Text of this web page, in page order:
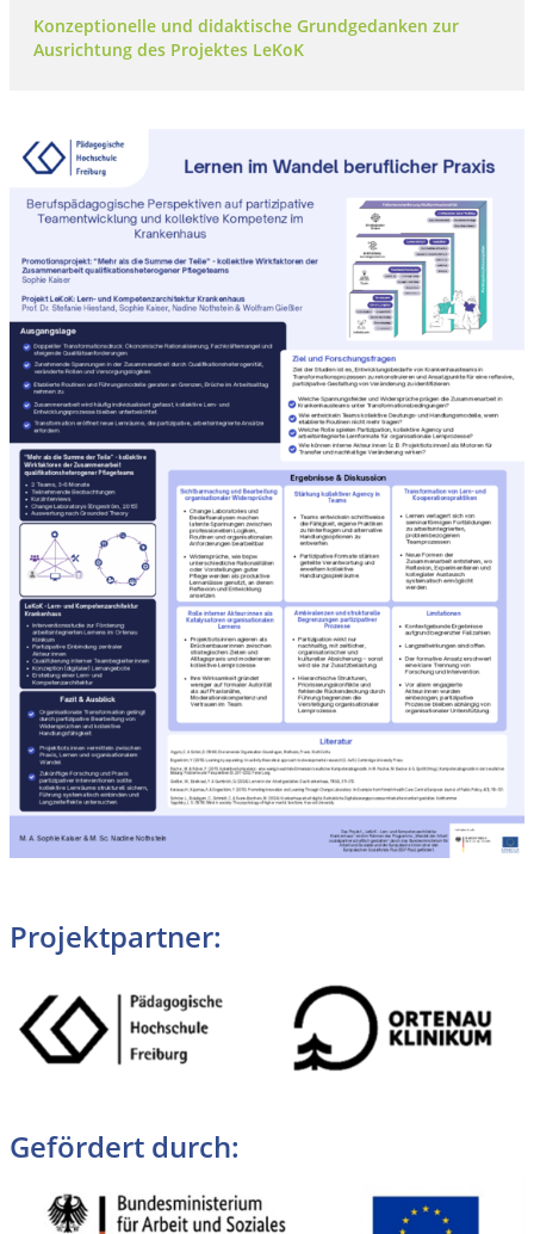
Konzeptionelle und didaktische Grundgedanken zur
Ausrichtung des Projektes LeKoK
Projektpartner:
Gefördert durch: